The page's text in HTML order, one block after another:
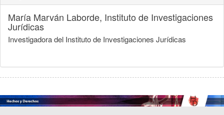
María Marván Laborde, Instituto de Investigaciones
Jurídicas
Investigadora del Instituto de Investigaciones Jurídicas